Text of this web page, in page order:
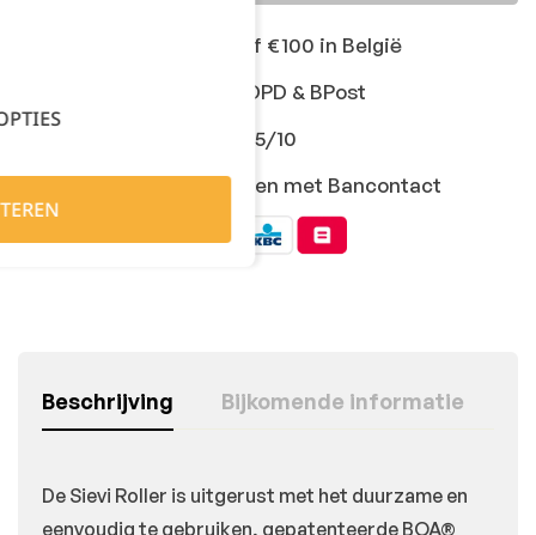
Gratis levering vanaf €100 in België
Snelle levering met DPD & BPost
Klanten geven ons 9,5/10
Veilig online afrekenen met Bancontact
Beschrijving Bijkomende informatie
De Sievi Roller is uitgerust met het duurzame en
eenvoudig te gebruiken, gepatenteerde BOA®